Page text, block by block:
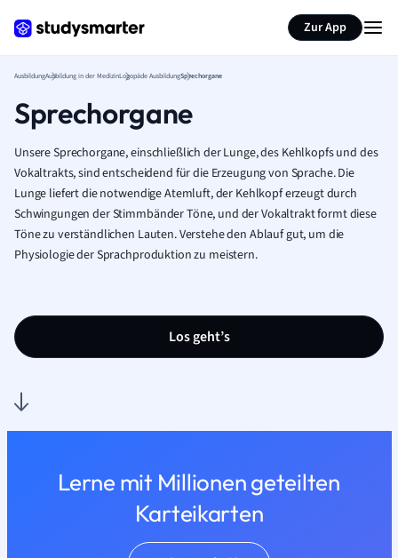
Zur App
AusbildungAusbildung in der MedizinLogopäde AusbildungSprechorgane
Sprechorgane
Unsere Sprechorgane, einschließlich der Lunge, des Kehlkopfs und des
Vokaltrakts, sind entscheidend für die Erzeugung von Sprache. Die
Lunge liefert die notwendige Atemluft, der Kehlkopf erzeugt durch
Schwingungen der Stimmbänder Töne, und der Vokaltrakt formt diese
Töne zu verständlichen Lauten. Verstehe den Ablauf gut, um die
Physiologie der Sprachproduktion zu meistern.
Los geht’s
Lerne mit Millionen geteilten
Karteikarten